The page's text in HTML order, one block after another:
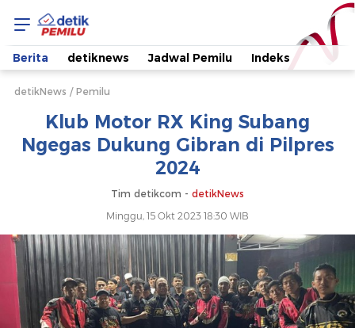
Klub
Motor
RX
King
Subang
Ngegas
Dukung
Gibran
Berita detiknews Jadwal Pemilu Indeks
detikNews Pemilu
Klub Motor RX King Subang
Ngegas Dukung Gibran di Pilpres
2024
Tim detikcom - detikNews
Minggu, 15 Okt 2023 18:30 WIB